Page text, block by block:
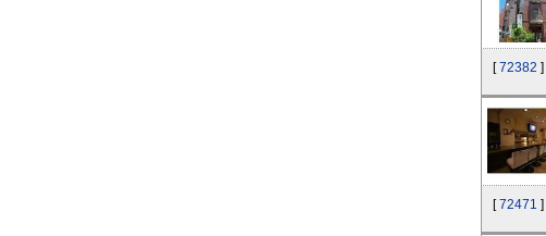
[72382 ]
[72471 ]